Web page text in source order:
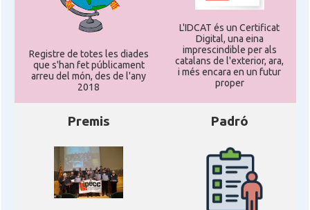
Registre de totes les diades
que s'han fet públicament
arreu del món, des de l'any
2018
L'IDCAT és un Certificat
Digital, una eina
imprescindible per als
catalans de l'exterior, ara,
i més encara en un futur
proper
Premis Padró